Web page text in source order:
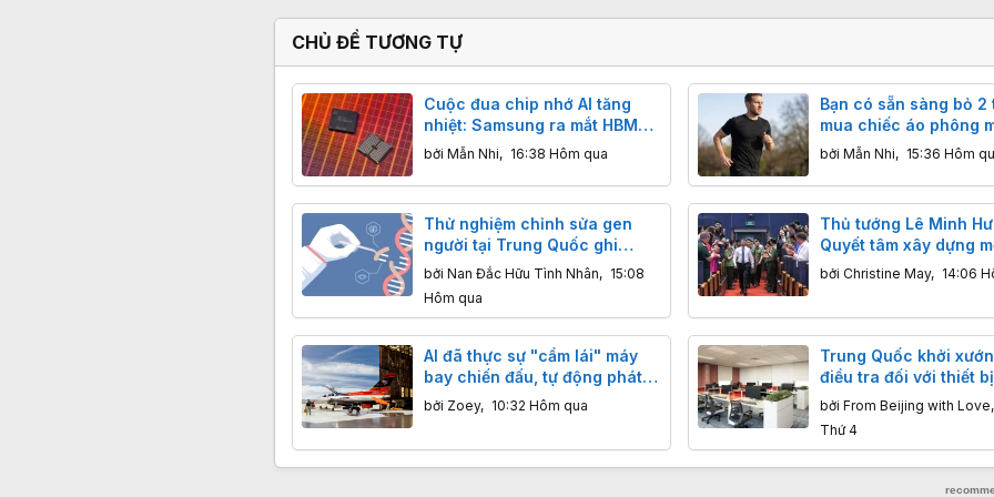
CHỦ ĐỀ TƯƠNG TỰ
Cuộc đua chip nhớ AI tăng
nhiệt: Samsung ra mắt HBM
xếp chồng đứng và NAND
bởi Mẫn Nhi, 16:38 Hôm qua
Bạn có sẵn sàng bỏ 2
mua chiếc áo phông
tháng không cần giặt?
bởi Mẫn Nhi, 15:36 Hôm
Thử nghiệm chỉnh sửa gen
người tại Trung Quốc ghi
nhận thêm ca tử vong ở trẻ
bởi Nan Đắc Hữu Tình Nhân, 15:08
Hôm qua
Thủ tướng Lê Minh
Quyết tâm xây dựng
không gian mạng an
cậy và nhân văn
bởi Christine May, 14:06
AI đã thực sự "cầm lái" máy
bay chiến đấu, tự động phát
hiện, theo dõi và thậm chí
đánh chặn mục tiêu
bởi Zoey, 10:32 Hôm qua
Trung Quốc khởi
điều tra đối với thiết
phòng in ấn và
nhập khẩu
bởi From Beijing with Love,
Thứ 4